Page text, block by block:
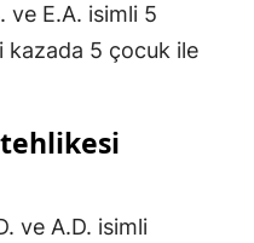
ve E.A. isimli 5
kazada 5 çocuk ile
ve A.D. isimli